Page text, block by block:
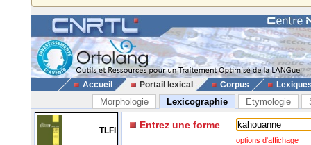
Accueil Portail lexical Corpus
Morphologie Lexicographie Etymologie
TLFi Entrez une forme
options d'affichage